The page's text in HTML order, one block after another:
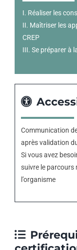
I. Réaliser les
II. Maîtriser les
CREP
III. Se préparer à
Communication
après validation
Si vous avez
suivre le parcours
l’organisme